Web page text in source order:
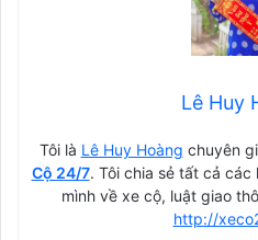
Lê Huy
Tôi là Lê Huy Hoàng chuyên
Cộ 24/7. Tôi chia sẻ tất cả các
mình về xe cộ, luật giao
http://